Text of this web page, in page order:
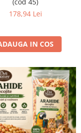
178,94 Lei
IN COS